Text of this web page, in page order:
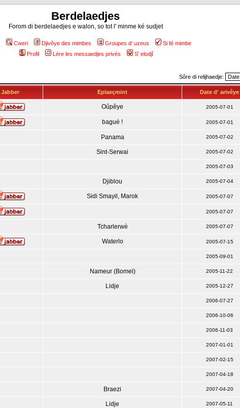
Berdelaedjes
Forom di berdelaedjes e walon, so tot l' minme ké sudjet
Cweri Djivêye des mimbes Groupes d' uzeus
Si fé mimbe
Profil
Lére les messaedjes privés S' elodjî
Sôre di relijhaedje:
Jabber Eplaeçmint Date d' arivêye
Oûpêye 2005-07-01
bagué ! 2005-07-01
Panama 2005-07-02
Sint-Serwai 2005-07-02
2005-07-03
Djiblou 2005-07-04
Sidi Smayil, Marok 2005-07-07
2005-07-07
Tcharlerwè 2005-07-07
Waterlo 2005-07-15
2005-09-01
Nameur (Bomel) 2005-11-22
Lidje 2005-12-27
2006-07-27
2006-10-06
2006-11-03
2007-01-01
2007-02-15
2007-04-18
Braezi 2007-04-20
Lidje 2007-05-11